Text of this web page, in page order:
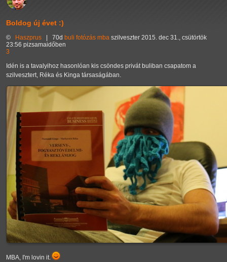
Boldog új évet :)
© Haszprus 70d buli fotózás mba szilveszter 2015. dec 31., csütörtök
23:56 pizsamaidőben
3
Idén is a tavalyihoz hasonlóan kis csöndes privát buliban csapatom a
szilvesztert, Réka és Kinga társaságában.
MBA, I'm lovin it.